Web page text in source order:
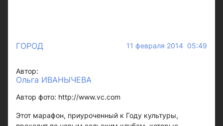
ГОРОД 11 февраля 2014 05:49
Автор:
Ольга ИВАНЫЧЕВА
Автор фото: http://www.vc.com
Этот марафон, приуроченный к Году культуры,